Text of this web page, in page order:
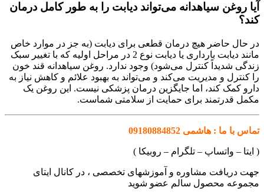
آیا روغن سیاهدانه می‌تواند دیابت را به طور کامل درمان
کند؟
در حال حاضر هیچ درمان قطعی برای دیابت (به جز در موارد خاص
مانند دیابت بارداری یا دیابت نوع 2 در مراحل اولیه که با تغییر سبک
زندگی شدیداً کنترل می‌شود) وجود ندارد. روغن سیاهدانه قند خون
را کنترل و مدیریت می‌کند و می‌تواند به بهبود علائم و کاهش نیاز به
دارو کمک کند، اما جایگزین درمان پزشکی نیست. این روغن یک
مکمل قدرتمند برای حمایت از سلامتی شماست.
تماس با ما : هاشمی 09180884852
( ایتا – واتساپ – تلگرام – روبیکا )
جهت دریافت مشاوره و آموزشهای تخصصی ، در کانال ایتای
مجموعه محصول سالم عضو شوید